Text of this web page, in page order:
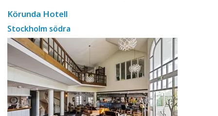
Körunda Hotell
Stockholm södra